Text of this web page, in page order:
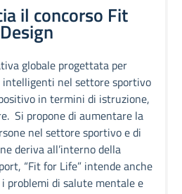
il concorso Fit
globale progettata per
nel settore sportivo
in termini di istruzione,
Si propone di aumentare la
nel settore sportivo e di
deriva all’interno della
“Fit for Life” intende anche
problemi di salute mentale e